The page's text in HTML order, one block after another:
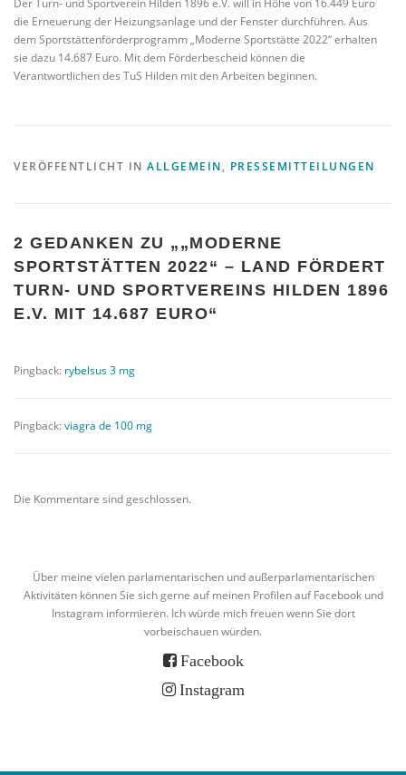
Der Turn- und Sportverein Hilden 1896 e.V. will in Höhe von 16.449 Euro
die Erneuerung der Heizungsanlage und der Fenster durchführen. Aus
dem Sportstättenförderprogramm „Moderne Sportstätte 2022“ erhalten
sie dazu 14.687 Euro. Mit dem Förderbescheid können die
Verantwortlichen des TuS Hilden mit den Arbeiten beginnen.
VERÖFFENTLICHT IN ALLGEMEIN, PRESSEMITTEILUNGEN
2 GEDANKEN ZU „ „MODERNE
SPORTSTÄTTEN 2022“ – LAND FÖRDERT
TURN- UND SPORTVEREINS HILDEN 1896
E.V. MIT 14.687 EURO“
Pingback: rybelsus 3 mg
Pingback:viagra de 100 mg
Die Kommentare sind geschlossen.
Über meine vielen parlamentarischen und außerparlamentarischen
Aktivitäten können Sie sich gerne auf meinen Profilen auf Facebook und
Instagram informieren. Ich würde mich freuen wenn Sie dort
vorbeischauen würden.
Facebook
Instagram